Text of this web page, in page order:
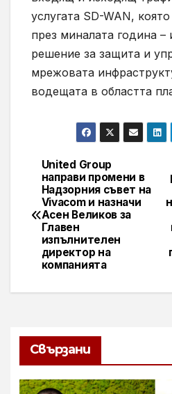
услугата SD-WAN,
през миналата година –
решение за защита и
мрежовата
водещата в областта
Навигация
United Group
направи промени в
Надзорния съвет на
Vivacom и назначи
Асен Великов за
Главен
изпълнителен
директор на
компанията
Свързани